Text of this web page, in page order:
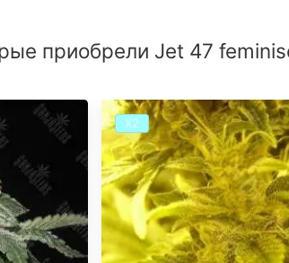
приобрели Jet 47
Х2